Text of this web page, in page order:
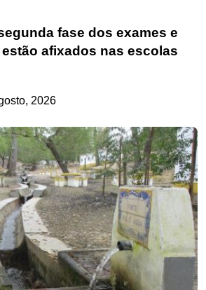
fase dos exames e
afixados nas escolas
2026